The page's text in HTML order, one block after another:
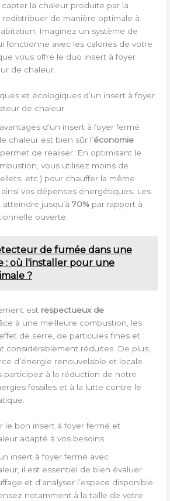
la chaleur produite par la
de manière optimale à
Imaginez un système de
fonctionne avec les calories de votre
vous offre le duo insert à foyer
de chaleur.
et écologiques d’un insert à foyer
de chaleur
d’un insert à foyer fermé
chaleur est bien sûr l’économie
permet de réaliser. En optimisant le
vous utilisez moins de
etc.) pour chauffer la même
vos dépenses énergétiques. Les
jusqu’à70% par rapport à
ouverte.
de fumée dans une
: où l'installer pour une
?
est respectueux de
à une meilleure combustion, les
de serre, de particules fines et
considérablement réduites. De plus,
d’énergie renouvelable et locale
participez à la réduction de notre
fossiles et à la lutte contre le
le bon insert à foyer fermé et
adapté à vos besoins
insert à foyer fermé avec
il est essentiel de bien évaluer
et d’analyser l’espace disponible
notamment à la taille de votre